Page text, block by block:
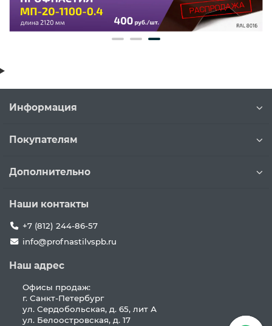
Информация
Покупателям
Дополнительно
Наши контакты
+7 (812) 244-86-57
info@profnastilvspb.ru
Наш адрес
Офисы продаж:
г. Санкт-Петербург
ул. Сердобольская, д. 65, лит А
ул. Белоостровская, д. 17